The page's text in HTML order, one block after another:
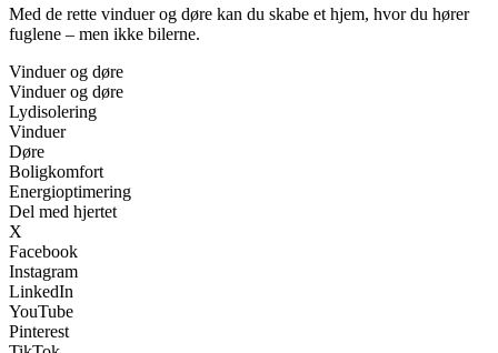
Med de rette vinduer og døre kan du skabe et hjem, hvor du hører
fuglene – men ikke bilerne.
Vinduer og døre
Vinduer og døre
Lydisolering
Vinduer
Døre
Boligkomfort
Energioptimering
Del med hjertet
X
Facebook
Instagram
LinkedIn
YouTube
Pinterest